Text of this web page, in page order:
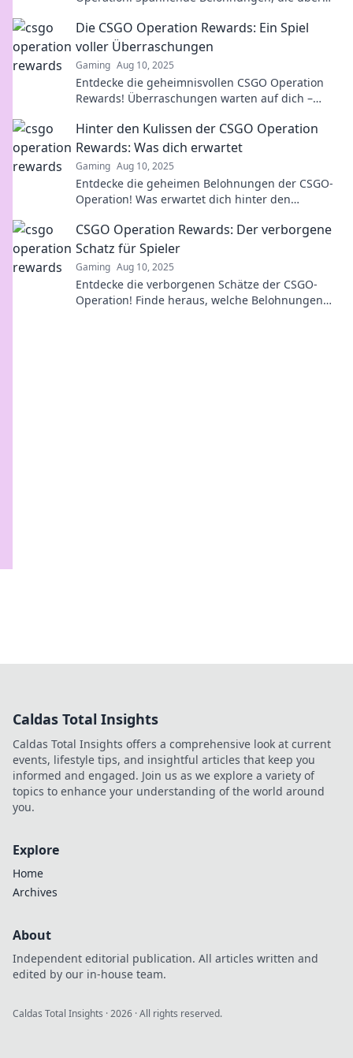
Die CSGO Operation Rewards: Ein Spiel
voller Überraschungen
Gaming Aug 10, 2025
Entdecke die geheimnisvollen CSGO Operation
Rewards! Überraschungen warten auf dich –
mehr!
Hinter den Kulissen der CSGO Operation
Rewards: Was dich erwartet
Gaming Aug 10, 2025
Entdecke die geheimen Belohnungen der CSGO-
Operation! Was erwartet dich hinter den
entgehen!
CSGO Operation Rewards: Der verborgene
Schatz für Spieler
Gaming Aug 10, 2025
Entdecke die verborgenen Schätze der CSGO-
Operation! Finde heraus, welche Belohnungen
Caldas Total Insights
Caldas Total Insights offers a comprehensive look at current
events, lifestyle tips, and insightful articles that keep you
informed and engaged. Join us as we explore a variety of
topics to enhance your understanding of the world around
you.
Explore
Home
Archives
About
Independent editorial publication. All articles written and
edited by our in-house team.
Caldas Total Insights ·2026 · All rights reserved.